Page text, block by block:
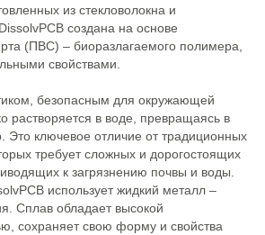
из стекловолокна и
создана на основе
(ПВС) – биоразлагаемого полимера,
свойствами.
безопасным для окружающей
растворяется в воде, превращаясь в
Это ключевое отличие от традиционных
требует сложных и дорогостоящих
к загрязнению почвы и воды.
использует жидкий металл –
Сплав обладает высокой
сохраняет свою форму и свойства